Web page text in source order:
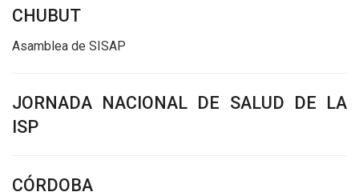
CHUBUT
Asamblea de SISAP
JORNADA NACIONAL DE SALUD DE LA
ISP
CÓRDOBA